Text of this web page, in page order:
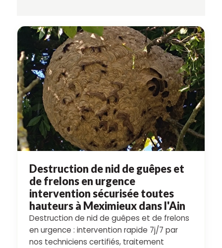
Destruction de nid de guêpes et
de frelons en urgence
intervention sécurisée toutes
hauteurs à Meximieux dans l'Ain
Destruction de nid de guêpes et de frelons
en urgence : intervention rapide 7j/7 par
nos techniciens certifiés, traitement